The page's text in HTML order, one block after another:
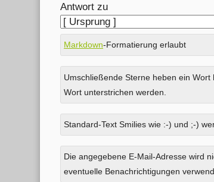
Antwort zu
Markdown-Formatierung erlaubt
Umschließende Sterne heben ein
Wort unterstrichen werden.
Standard-Text Smilies wie :-) und ;-)
Was
Die angegebene E-Mail-Adresse wird
eventuelle Benachrichtigungen